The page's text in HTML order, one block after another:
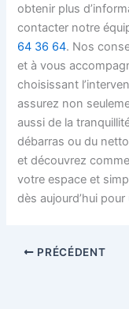
obtenir plus
contacter notre
64 36 64. Nos
et à vous
choisissant
assurez non
aussi de la
débarras ou du
et découvrez
votre espace et
dès aujourd’hui
PRÉCÉDENT